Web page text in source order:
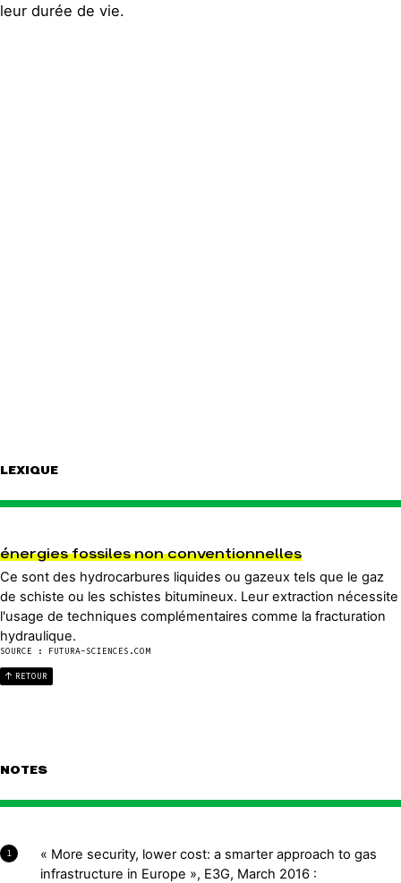
leur durée de vie.
LEXIQUE
énergies fossiles non conventionnelles
Ce sont des hydrocarbures liquides ou gazeux tels que le gaz
de schiste ou les schistes bitumineux. Leur extraction nécessite
l'usage de techniques complémentaires comme la fracturation
hydraulique.
SOURCE : FUTURA-SCIENCES.COM
RETOUR
NOTES
1
« More security, lower cost: a smarter approach to gas
infrastructure in Europe », E3G, March 2016 :